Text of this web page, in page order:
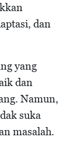
dan
yang
dan
Namun,
suka
masalah.